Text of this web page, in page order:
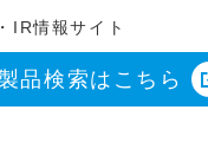
IR情報サイト
製品検索はこちら